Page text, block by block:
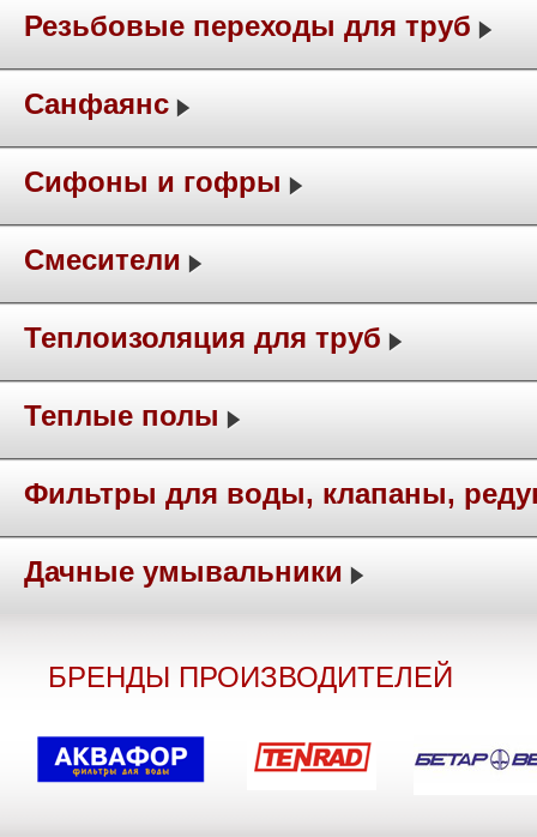
Резьбовые переходы для труб
Санфаянс
Сифоны и гофры
Смесители
Теплоизоляция для труб
Теплые полы
Фильтры для воды, клапаны,
Дачные умывальники
БРЕНДЫ ПРОИЗВОДИТЕЛЕЙ